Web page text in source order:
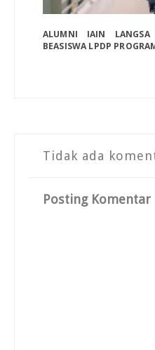
ALUMNI IAIN
BEASISWA LPDP
Tidak ada
Posting Komentar